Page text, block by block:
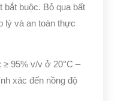
bắt buộc. Bỏ qua bất
lý và an toàn thực
95% v/v ở 20°C –
xác đến nồng độ